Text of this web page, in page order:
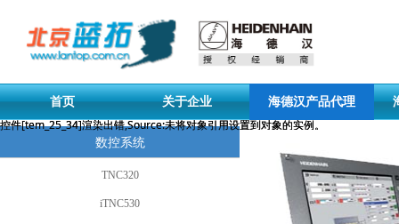
首页 关于企业 海德汉产品代理
数控系统
控件[tem_25_34]渲染出错,Source:未将对象引用设置到对象的实例。
TNC320
iTNC530
控件[tem_25_34]渲染出错,Source:未将对象引用设置到对象的实例。